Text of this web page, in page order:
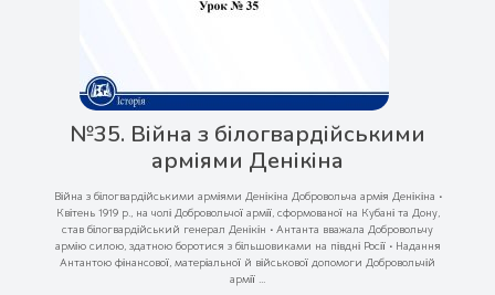
№35. Війна з білогвардійськими
арміями Денікіна
Війна з білогвардійськими арміями Денікіна Добровольча армія Денікіна •
Квітень 1919 р., на чолі Добровольчої армії, сформованої на Кубані та Дону,
став білогвардійський генерал Денікін • Антанта вважала Добровольчу
армію силою, здатною боротися з більшовиками на півдні Росії • Надання
Антантою фінансової, матеріальної й військової допомоги Добровольчій
армії ...